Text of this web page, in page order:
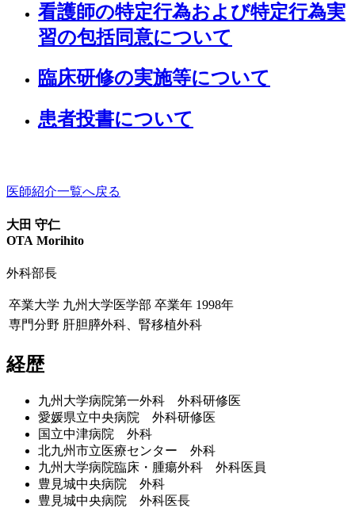
看護師の特定行為および特定行為実
習の包括同意について
臨床研修の実施等について
患者投書について
医師紹介一覧へ戻る
大田 守仁
OTA Morihito
外科部長
卒業大学 九州大学医学部 卒業年 1998年
専門分野 肝胆膵外科、腎移植外科
経歴
九州大学病院第一外科 外科研修医
愛媛県立中央病院 外科研修医
国立中津病院 外科
北九州市立医療センター 外科
九州大学病院臨床・腫瘍外科 外科医員
豊見城中央病院 外科
豊見城中央病院 外科医長